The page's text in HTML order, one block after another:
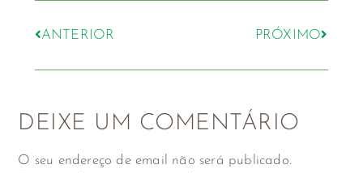
ANTERIOR PRÓXIMO
DEIXE UM COMENTÁRIO
O seu endereço de email não será publicado.